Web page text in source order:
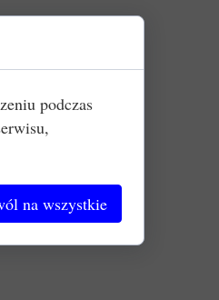
podczas
na wszystkie